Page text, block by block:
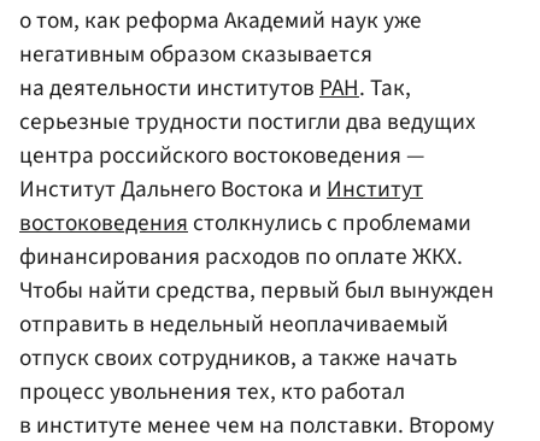
о том, как реформа Академий наук уже
негативным образом сказывается
на деятельности институтов РАН. Так,
серьезные трудности постигли два ведущих
центра российского востоковедения —
Институт Дальнего Востока и Институт
востоковедения столкнулись с проблемами
финансирования расходов по оплате ЖКХ.
Чтобы найти средства, первый был вынужден
отправить в недельный неоплачиваемый
отпуск своих сотрудников, а также начать
процесс увольнения тех, кто работал
в институте менее чем на полставки. Второму